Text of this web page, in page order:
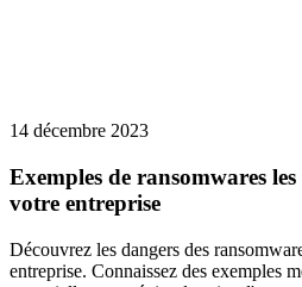
14 décembre 2023
Exemples de ransomwares
votre entreprise
Découvrez les dangers des
entreprise. Connaissez des exemples